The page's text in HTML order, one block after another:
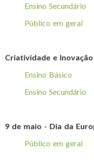
Ensino Secundário
Público em geral
Criatividade e Inovação
Ensino Básico
Ensino Secundário
9 de maio - Dia da
Público em geral